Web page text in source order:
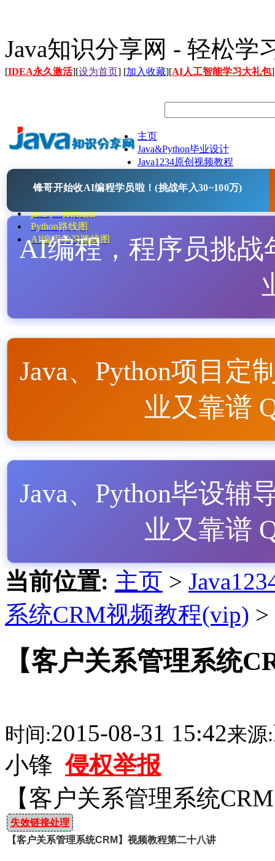
Java知识分享网 - 轻松学
[IDEA永久激活][设为首页] [加入收藏][AI人工智能学习大礼包]
主页
Java&Python毕业设计
Java1234原创视频教程
Java开源项目
java学习路线图
Python路线图
AI编程学习路线图
锋哥开始收AI编程学员啦！(挑战年入30~100万)
AI编程，程序员挑战
Java、Python项目定
业又靠谱
Java、Python毕设辅
业又靠谱
当前位置: 主页 >
系统CRM视频教程(vip) >
【客户关系管理系统
时间:2015-08-31 15:42来源:
小锋侵权举报
【客户关系管理系统
失效链接处理
【客户关系管理系统CRM】视频教程第二十八讲